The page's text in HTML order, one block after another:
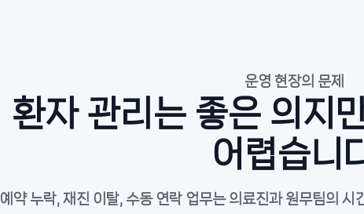
운영 현장의 문제
환자 관리는 좋은 의지
어렵습니
예약 누락, 재진 이탈, 수동 연락 업무는 의료진과 원무팀의